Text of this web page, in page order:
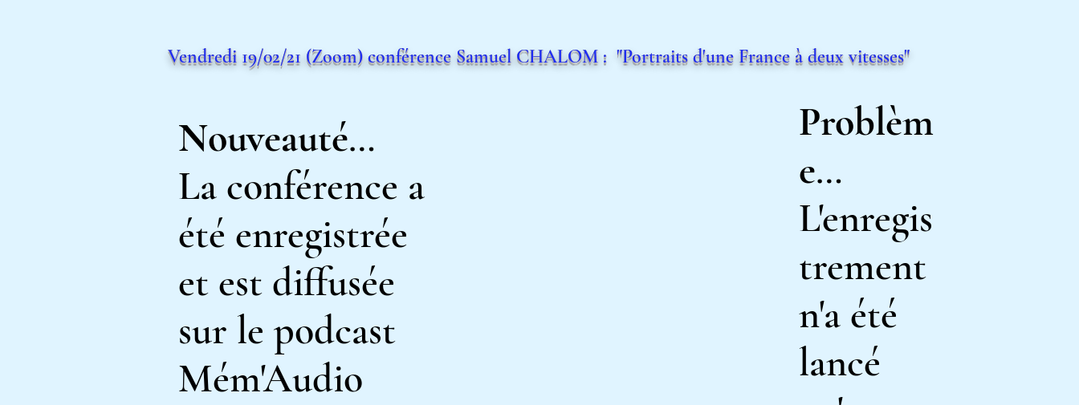
Vendredi 19/02/21 (Zoom) conférence Samuel CHALOM : "Portraits d'une France à deux vitesses"
Nouveauté…
La conférence a
été enregistrée
et est diffusée
sur le podcast
Mém'Audio
Problèm
e…
L'enregis
trement
n'a été
lancé